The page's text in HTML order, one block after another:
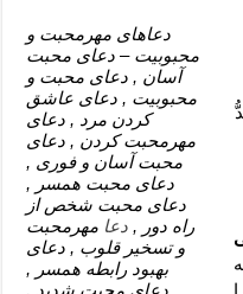
دعاهای مهرمحبت و
محبوبیت – دعای محبت
آسان , دعای محبت و
محبوبیت , دعای عاشق
کردن مرد , دعای
مهرمحبت کردن , دعای
محبت آسان و فوری ,
دعای محبت همسر ,
دعای محبت شخص از
راه دور , دعا مهرمحبت
و تسخیر قلوب , دعای
بهبود رابطه همسر ,
دعای محبت شدید ,